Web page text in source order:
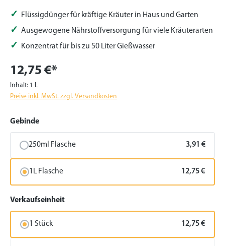
Flüssigdünger für kräftige Kräuter in Haus und Garten
Ausgewogene Nährstoffversorgung für viele Kräuterarten
Konzentrat für bis zu 50 Liter Gießwasser
12,75 €*
Inhalt: 1 L
Preise inkl. MwSt. zzgl. Versandkosten
Gebindeauswählen
250ml Flasche 3,91 €
1L Flasche 12,75 €
Verkaufseinheitauswählen
1 Stück 12,75 €